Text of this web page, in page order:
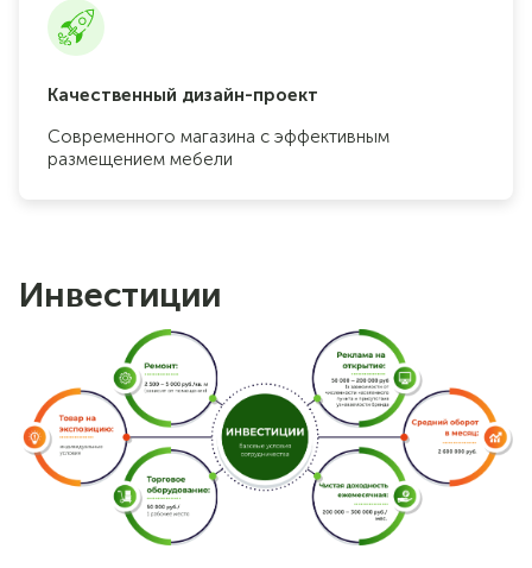
Качественный дизайн-проект
Современного магазина с эффективным
размещением мебели
Инвестиции